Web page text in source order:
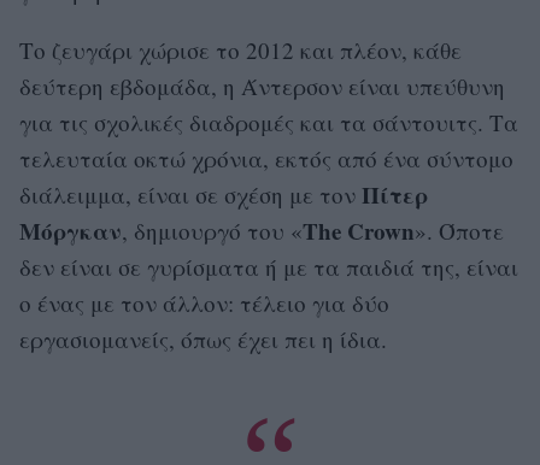
Το ζευγάρι χώρισε το 2012 και πλέον, κάθε
δεύτερη εβδομάδα, η Άντερσον είναι υπεύθυνη
για τις σχολικές διαδρομές και τα σάντουιτς. Τα
τελευταία οκτώ χρόνια, εκτός από ένα σύντομο
διάλειμμα, είναι σε σχέση με τον Πίτερ
Μόργκαν, δημιουργό του «The Crown». Όποτε
δεν είναι σε γυρίσματα ή με τα παιδιά της, είναι
ο ένας με τον άλλον: τέλειο για δύο
εργασιομανείς, όπως έχει πει η ίδια.